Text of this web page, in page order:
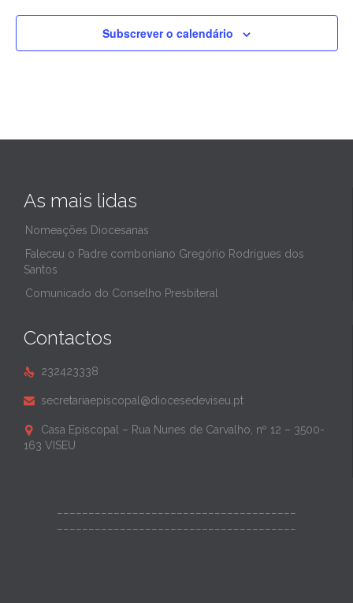
Subscrever o calendário
As mais lidas
Nomeações Diocesanas
Faleceu o Padre comboniano Gregório Rodrigues dos
Santos
Comunicado do Conselho Presbiteral
Contactos
 232423338
 secretariaepiscopal@diocesedeviseu.pt

Casa Episcopal – Rua Nunes de Carvalho, nº 12 – 3500-
163 VISEU